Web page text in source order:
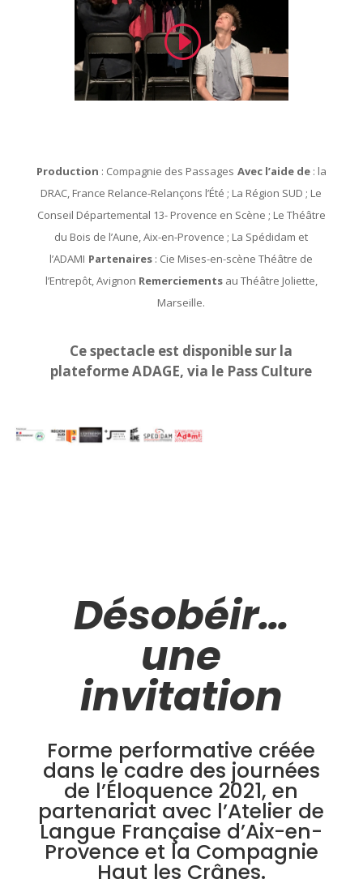
Production : Compagnie des Passages Avec l’aide de: la
DRAC, France Relance-Relançons l’Été ; La Région SUD ; Le
Conseil Départemental 13- Provence en Scène ; Le Théâtre
du Bois de l’Aune, Aix-en-Provence ; La Spédidam et
l’ADAMI Partenaires : Cie Mises-en-scène Théâtre de
l’Entrepôt, Avignon Remerciementsau Théâtre Joliette,
Marseille.
Ce spectacle est disponible sur la
plateforme ADAGE, via le Pass Culture
Désobéir…
une
invitation
Forme performative créée
dans le cadre des journées
de l’Éloquence 2021, en
partenariat avec l’Atelier de
Langue Française d’Aix-en-
Provence et la Compagnie
Haut les Crânes.